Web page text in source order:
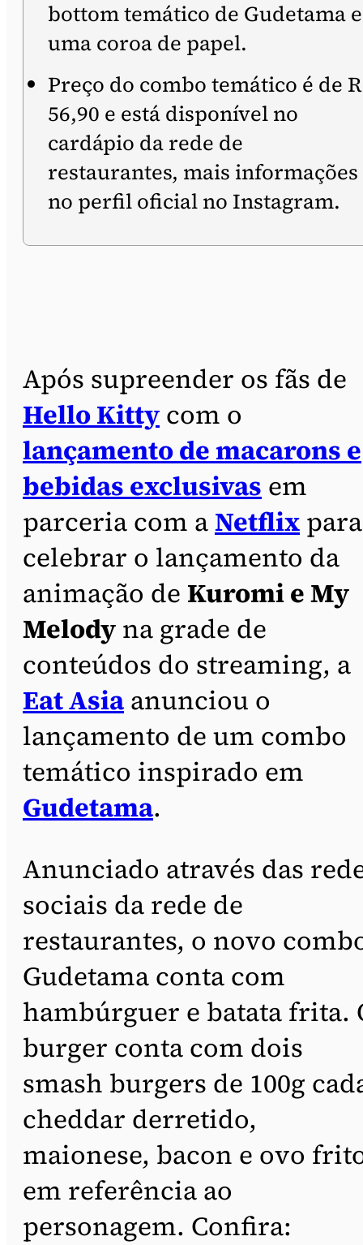
bottom temático de Gudetama e
uma coroa de papel.
Preço do combo temático é de
56,90 e está disponível no
cardápio da rede de
restaurantes, mais informações
no perfil oficial no Instagram.
Após supreender os fãs de
Hello Kitty com o
lançamento de macarons e
bebidas exclusivas em
parceria com a Netflix para
celebrar o lançamento da
animação de Kuromi e My
Melody na grade de
conteúdos do streaming, a
Eat Asiaanunciou o
lançamento de um combo
temático inspirado em
Gudetama.
Anunciado através das
sociais da rede de
restaurantes, o novo
Gudetama conta com
hambúrguer e batata frita.
burger conta com dois
smash burgers de 100g
cheddar derretido,
maionese, bacon e ovo
em referência ao
personagem. Confira: